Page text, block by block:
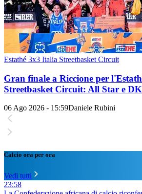
Estathé 3x3 Italia Streetbasket Circuit
Gran finale a Riccione per
Streetbasket Circuit: All Star e
06 Ago 2026 - 15:59Daniele Rubini
Calcio ora per ora
Vedi tutti
23:58